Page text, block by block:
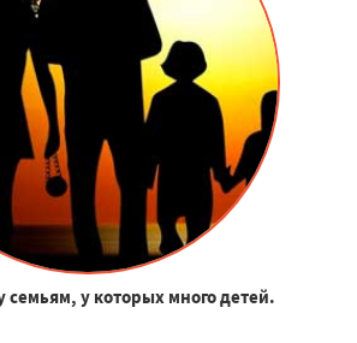
семьям, у которых много детей.